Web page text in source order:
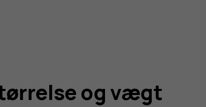
og vægt